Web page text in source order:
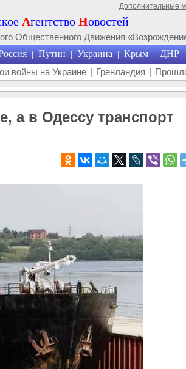
Дополнительные
Агентство Новостей
Общественного Движения
| Путин | Украина | Крым | ДНР |
войны на Украине | Гренландия |
а в Одессу транспорт